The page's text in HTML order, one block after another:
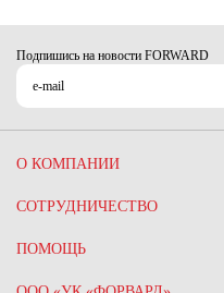
Подпишись на новости FORWARD
О КОМПАНИИ
СОТРУДНИЧЕСТВО
ПОМОЩЬ